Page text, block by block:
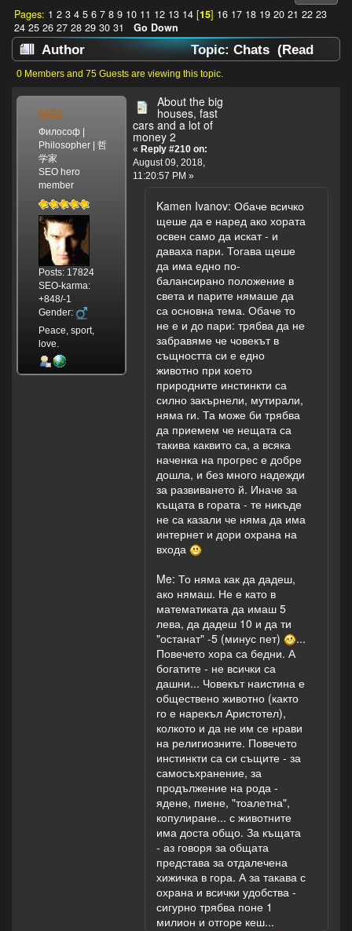
Pages: 1 2 3 4 5 6 7 8 9 10 11 12 13 14[15] 16 17 18 19 20 21 22 23
24 25 26 27 28 29 30 31 Go Down
Author
Topic: Chats (Read
154259 times)
0 Members and 75 Guests are viewing this topic.
MSL
Философ |
Philosopher | 哲
学家
SEO hero
member
Posts: 17824
SEO-karma:
+848/-1
Gender:
Peace, sport,
love.
About the big
houses, fast
cars and a lot of
money 2
« Reply #210 on:
August 09, 2018,
11:20:57 PM »
Kamen Ivanov: Обаче всичко
щеше да е наред ако хората
освен само да искат - и
даваха пари. Тогава щеше
да има едно по-
балансирано положение в
света и парите нямаше да
са основна тема. Обаче то
не е и до пари: трябва да не
забравяме че човекът в
същността си е едно
животно при което
природните инстинкти са
силно закърнели, мутирали,
няма ги. Та може би трябва
да приемем че нещата са
такива каквито са, а всяка
наченка на прогрес е добре
дошла, и без много надежди
за развиването й. Иначе за
къщата в гората - те никъде
не са казали че няма да има
интернет и дори охрана на
входа
Me: То няма как да дадеш,
ако нямаш. Не е като в
математиката да имаш 5
лева, да дадеш 10 и да ти
"останат" -5 (минус пет)
...
Повечето хора са бедни. А
богатите - не всички са
дашни... Човекът наистина е
обществено животно (както
го е нарекъл Аристотел),
колкото и да не им се нрави
на религиозните. Повечето
инстинкти са си същите - за
самосъхранение, за
продължение на рода -
ядене, пиене, "тоалетна",
копулиране... с животните
има доста общо. За къщата
- аз говоря за общата
представа за отдалечена
хижичка в гора. А за такава с
охрана и всички удобства -
сигурно трябва поне 1
милион и отгоре кеш...